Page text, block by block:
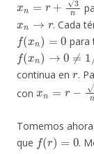
xn r
. Cada
f(x )= 0
para
f(xn)→0 ≠ 1/q=
continua en
r
.
con
Tomemos
que
f(r)=0
.